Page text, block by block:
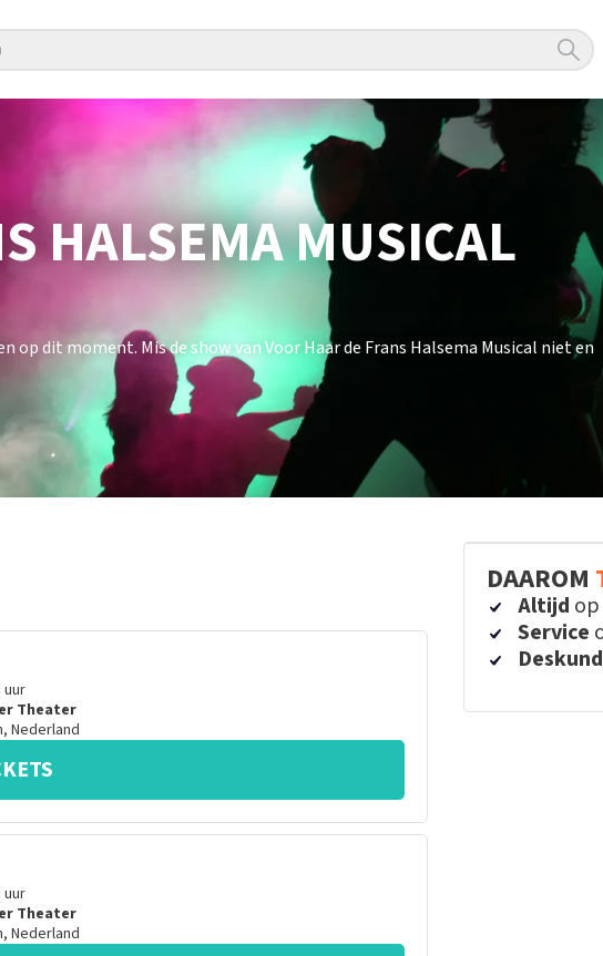
HALSEMA MUSICAL
op dit moment. Mis de show van Voor Haar de Frans Halsema Musical niet en
uur
Theater
, Nederland
uur
Theater
, Nederland
DAAROM
Altijd
Service